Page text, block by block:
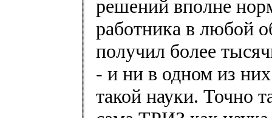
решений вполне
работника в любой
получил более
- и ни в одном из
такой науки. Точно